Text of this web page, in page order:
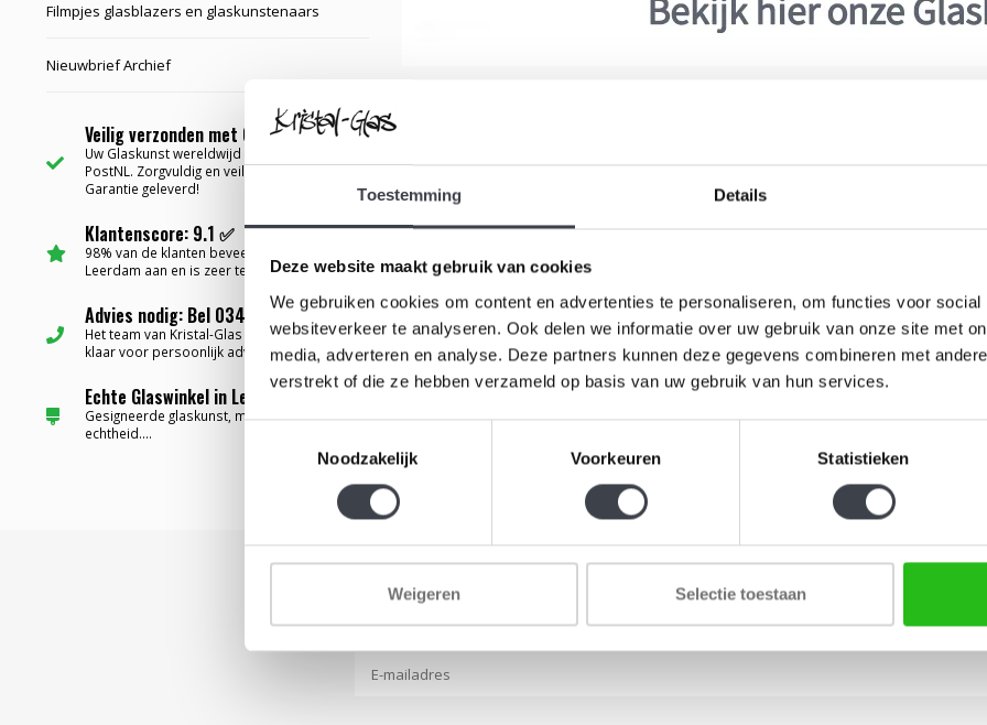
Toestemming Details
Deze website maakt gebruik van cookies
We gebruiken cookies om content en advertenties te personaliseren, om functies voor
websiteverkeer te analyseren. Ook delen we informatie over uw gebruik van onze site met
media, adverteren en analyse. Deze partners kunnen deze gegevens combineren met
verstrekt of die ze hebben verzameld op basis van uw gebruik van hun services.
Noodzakelijk
Voorkeuren Statistieken
Weigeren Selectie toestaan
Filmpjes glasblazers en glaskunstenaars
Nieuwbrief Archief
Veilig verzonden met Garantie ✅
Uw Glaskunst wereldwijd bezorgd via
PostNL. Zorgvuldig en veilig verpakt met
Garantie geleverd!
Klantenscore: 9.1 ✅
98% van de klanten beveelt Kristal-Glas
Leerdam aan en is zeer tevreden....
Advies nodig: Bel 0345-637599 ✅
Het team van Kristal-Glas staat altijd voor u
klaar voor persoonlijk advies...
Echte Glaswinkel in Leerdam ✅
Gesigneerde glaskunst, met certificaat van
echtheid....
Schrijf je in voor onze nieuwsbrief
Blijf up-to-date en ontvang 10% korting